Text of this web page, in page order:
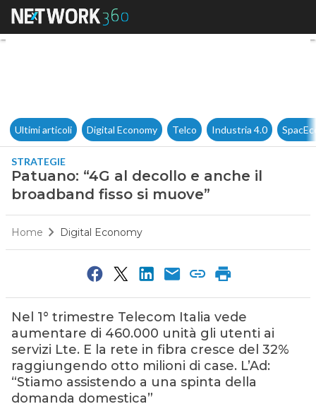
Patuano: “4G al decollo e
Ultimi articoli Digital Economy Telco Industria 4.0
STRATEGIE
Patuano: “4G al decollo e anche il
broadband fisso si muove”
Home Digital Economy
Nel 1° trimestre Telecom Italia vede
aumentare di 460.000 unità gli utenti ai
servizi Lte. E la rete in fibra cresce del 32%
raggiungendo otto milioni di case. L’Ad:
“Stiamo assistendo a una spinta della
domanda domestica”